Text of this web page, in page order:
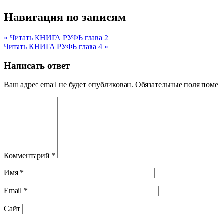
Навигация по записям
« Читать КНИГА РУФЬ глава 2
Читать КНИГА РУФЬ глава 4 »
Написать ответ
Ваш адрес email не будет опубликован. Обязательные поля
Комментарий *
Имя *
Email *
Сайт